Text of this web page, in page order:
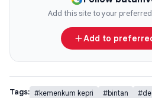
Add this site to your
Add to
Tags: #kemenkum kepri #bintan